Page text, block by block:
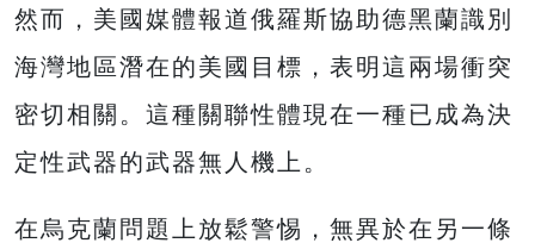
然而，美國媒體報道俄羅斯協助德黑蘭識別
海灣地區潛在的美國目標，表明這兩場衝突
密切相關。這種關聯性體現在一種已成為決
定性武器的武器無人機上。
在烏克蘭問題上放鬆警惕，無異於在另一條